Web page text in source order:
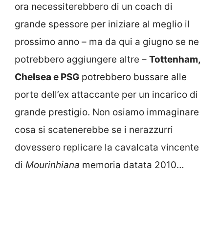
ora necessiterebbero di un coach di
grande spessore per iniziare al meglio il
prossimo anno – ma da qui a giugno se ne
potrebbero aggiungere altre – Tottenham,
Chelsea e PSG potrebbero bussare alle
porte dell’ex attaccante per un incarico di
grande prestigio. Non osiamo immaginare
cosa si scatenerebbe se i nerazzurri
dovessero replicare la cavalcata vincente
di Mourinhiana memoria datata 2010…